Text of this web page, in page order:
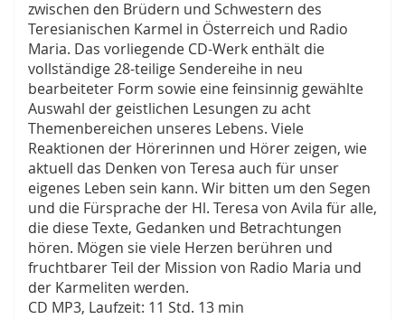
zwischen den Brüdern und Schwestern des
Teresianischen Karmel in Österreich und Radio
Maria. Das vorliegende CD-Werk enthält die
vollständige 28-teilige Sendereihe in neu
bearbeiteter Form sowie eine feinsinnig gewählte
Auswahl der geistlichen Lesungen zu acht
Themenbereichen unseres Lebens. Viele
Reaktionen der Hörerinnen und Hörer zeigen, wie
aktuell das Denken von Teresa auch für unser
eigenes Leben sein kann. Wir bitten um den Segen
und die Fürsprache der Hl. Teresa von Avila für alle,
die diese Texte, Gedanken und Betrachtungen
hören. Mögen sie viele Herzen berühren und
fruchtbarer Teil der Mission von Radio Maria und
der Karmeliten werden.
CD MP3, Laufzeit: 11 Std. 13 min